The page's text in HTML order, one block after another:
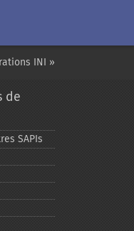
INI »
de
SAPIs